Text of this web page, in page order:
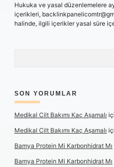
Hukuka ve yasal düzenlemelere
içerikleri,
halinde, ilgili içerikler yasal süre
SON YORUMLAR
Medikal Cilt Bakımı Kaç Aşamalı
Medikal Cilt Bakımı Kaç Aşamalı
Bamya Protein Mi Karbonhidrat Mı
Bamya Protein Mi Karbonhidrat Mı